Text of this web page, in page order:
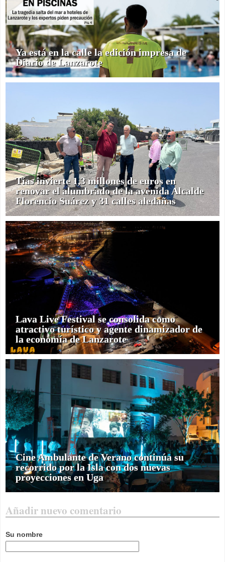
Ya está en la calle la edición impresa de
Diario de Lanzarote
Tías invierte 1,3 millones de euros en
renovar el alumbrado de la avenida Alcalde
Florencio Suárez y 31 calles aledañas
Lava Live Festival se consolida como
atractivo turístico y agente dinamizador de
la economía de Lanzarote
Cine Ambulante de Verano continúa su
recorrido por la Isla con dos nuevas
proyecciones en Uga
Añadir nuevo comentario
Su nombre